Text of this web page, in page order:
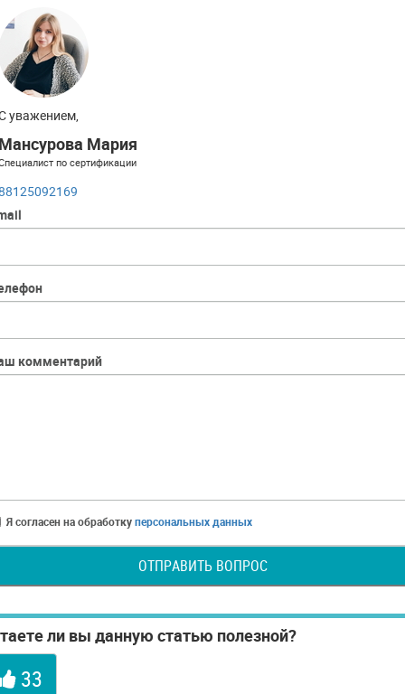
уважением,
Мария
по сертификации
комментарий
Я согласен на обработкуперсональных данных
ОТПРАВИТЬ ВОПРОС
ли вы данную статью полезной?
33